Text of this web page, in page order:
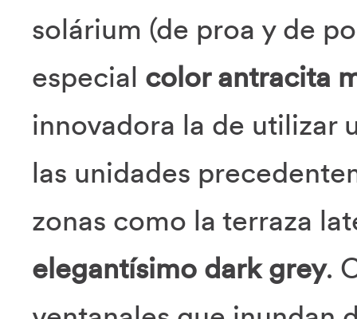
solárium (de proa y de
especial color antracita
innovadora la de utilizar
las unidades
zonas como la terraza
elegantísimo dark grey.